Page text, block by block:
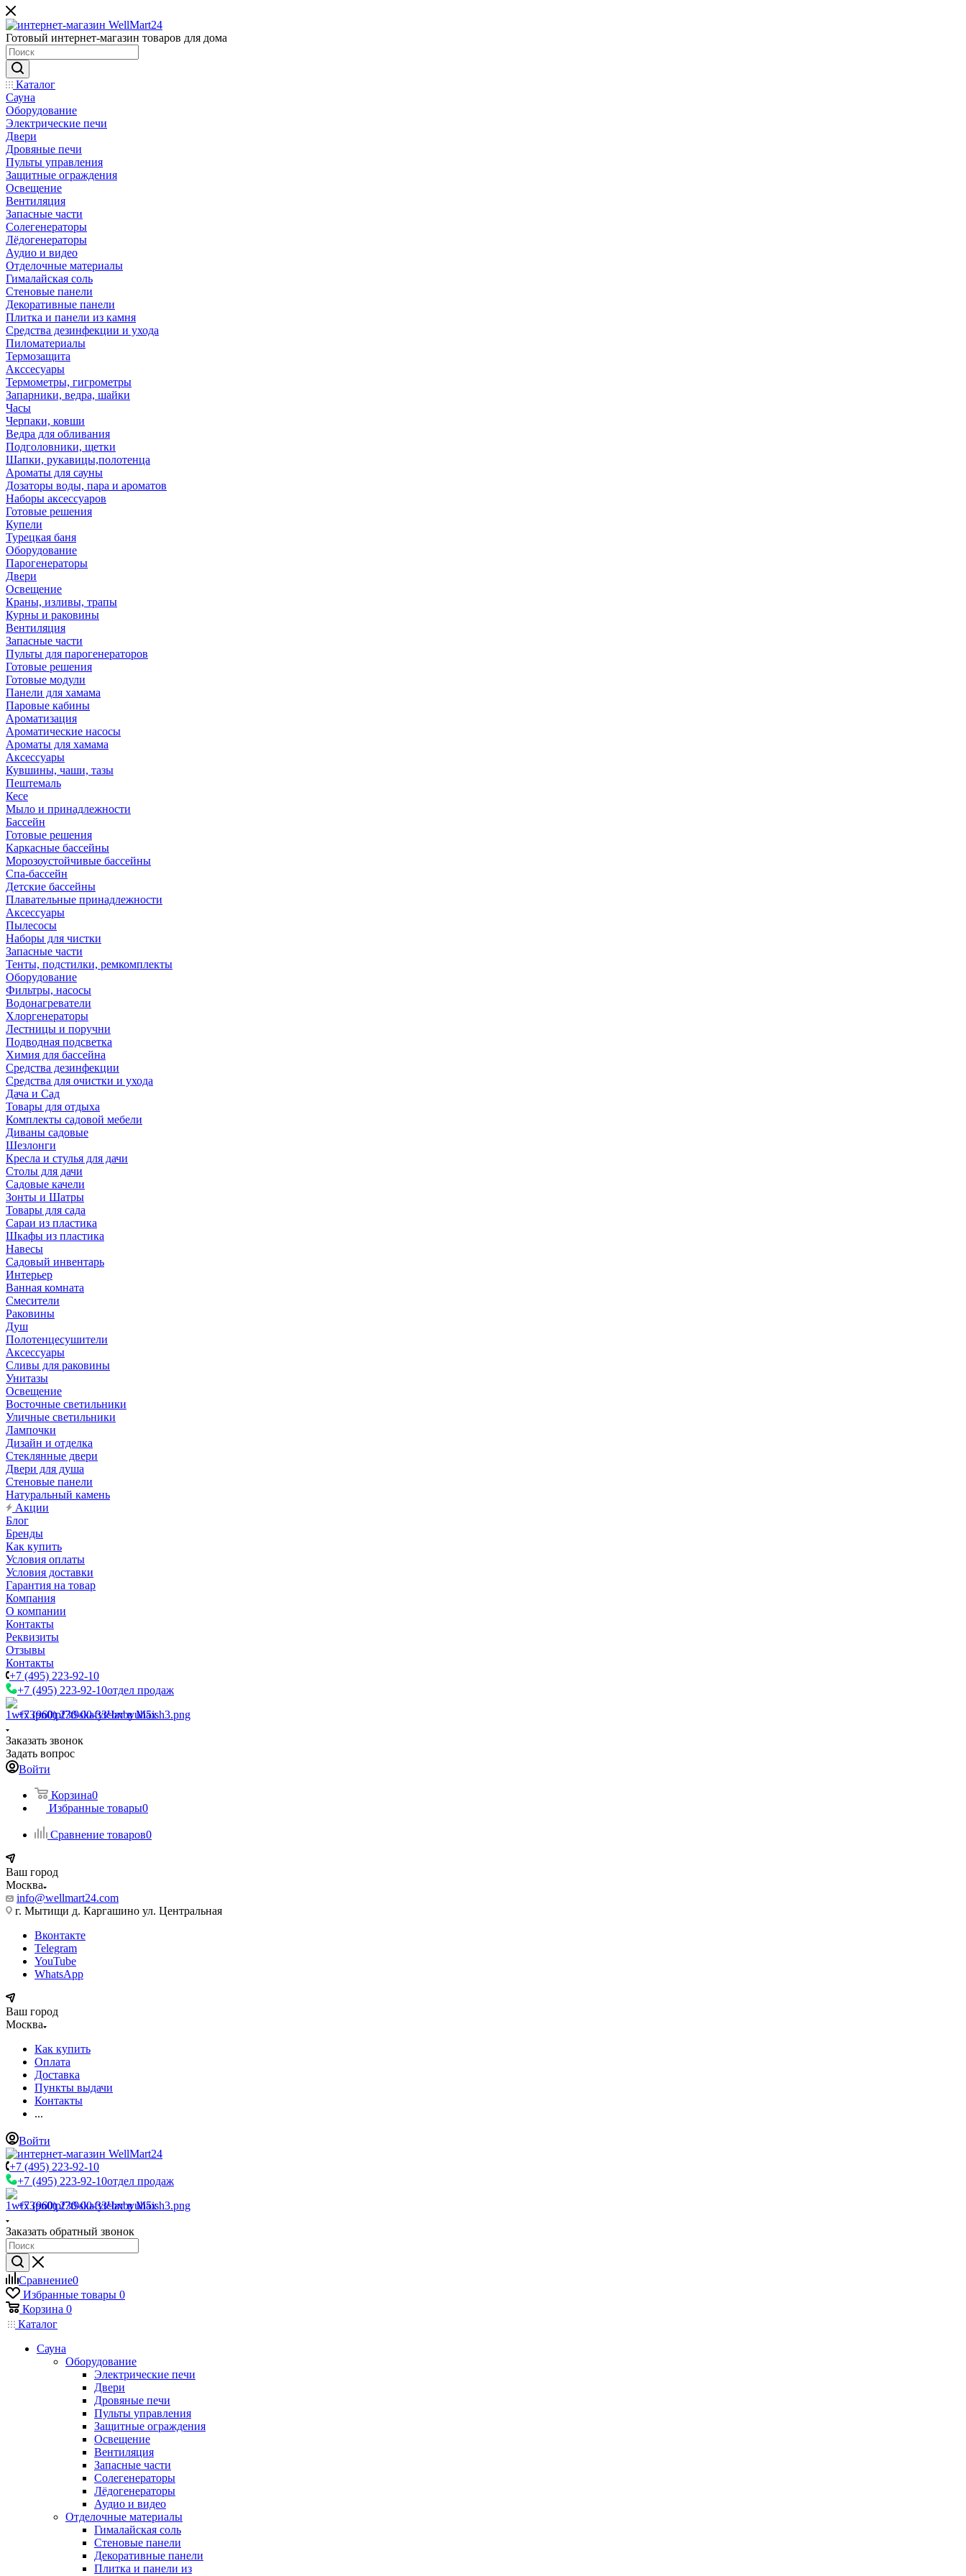
Готовый интернет-магазин товаров для дома
Каталог
Сауна
Оборудование
Электрические печи
Двери
Дровяные печи
Пульты управления
Защитные ограждения
Освещение
Вентиляция
Запасные части
Солегенераторы
Лёдогенераторы
Аудио и видео
Отделочные материалы
Гималайская соль
Стеновые панели
Декоративные панели
Плитка и панели из камня
Средства дезинфекции и ухода
Пиломатериалы
Термозащита
Аксcесуары
Термометры, гигрометры
Запарники, ведра, шайки
Часы
Черпаки, ковши
Ведра для обливания
Подголовники, щетки
Шапки, рукавицы,полотенца
Ароматы для сауны
Дозаторы воды, пара и ароматов
Наборы аксессуаров
Готовые решения
Купели
Турецкая баня
Оборудование
Парогенераторы
Двери
Освещение
Краны, изливы, трапы
Курны и раковины
Вентиляция
Запасные части
Пульты для парогенераторов
Готовые решения
Готовые модули
Панели для хамама
Паровые кабины
Ароматизация
Ароматические насосы
Ароматы для хамама
Аксессуары
Кувшины, чаши, тазы
Пештемаль
Кесе
Мыло и принадлежности
Бассейн
Готовые решения
Каркасные бассейны
Морозоустойчивые бассейны
Спа-бассейн
Детские бассейны
Плавательные принадлежности
Аксессуары
Пылесосы
Наборы для чистки
Запасные части
Тенты, подстилки, ремкомплекты
Оборудование
Фильтры, насосы
Водонагреватели
Хлоргенераторы
Лестницы и поручни
Подводная подсветка
Химия для бассейна
Средства дезинфекции
Средства для очистки и ухода
Дача и Сад
Товары для отдыха
Комплекты садовой мебели
Диваны садовые
Шезлонги
Кресла и стулья для дачи
Столы для дачи
Садовые качели
Зонты и Шатры
Товары для сада
Сараи из пластика
Шкафы из пластика
Навесы
Садовый инвентарь
Интерьер
Ванная комната
Смесители
Раковины
Душ
Полотенцесушители
Аксессуары
Сливы для раковины
Унитазы
Освещение
Восточные светильники
Уличные светильники
Лампочки
Дизайн и отделка
Стеклянные двери
Двери для душа
Стеновые панели
Натуральный камень
Акции
Блог
Бренды
Как купить
Условия оплаты
Условия доставки
Гарантия на товар
Компания
О компании
Контакты
Реквизиты
Отзывы
Контакты
+7 (495) 223-92-10
+7 (495) 223-92-10отдел продаж
+7 (960) 230-00-33Чат в Max
Заказать звонок
Задать вопрос
Войти
Корзина0
Избранные товары0
Сравнение товаров0
Ваш город
Москва
info@wellmart24.com
г. Мытищи д. Каргашино ул. Центральная
Вконтакте
Telegram
YouTube
WhatsApp
Ваш город
Москва
Как купить
Оплата
Доставка
Пункты выдачи
Контакты
...
Войти
+7 (495) 223-92-10
+7 (495) 223-92-10отдел продаж
+7 (960) 230-00-33Чат в Max
Заказать обратный звонок
Сравнение0
Избранные товары 0
Корзина 0
Каталог
Сауна
Оборудование
Электрические печи
Двери
Дровяные печи
Пульты управления
Защитные ограждения
Освещение
Вентиляция
Запасные части
Солегенераторы
Лёдогенераторы
Аудио и видео
Отделочные материалы
Гималайская соль
Стеновые панели
Декоративные панели
Плитка и панели из